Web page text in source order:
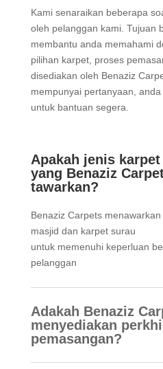
Kami senaraikan beberapa
oleh pelanggan kami. Tujuan
membantu anda memahami
pilihan karpet, proses
disediakan oleh Benaziz
mempunyai pertanyaan,
untuk bantuan segera.
Apakah jenis karpet
yang Benaziz
tawarkan?
Benaziz Carpets
masjid dan karpet surau
untuk memenuhi keperluan
pelanggan
Adakah Benaziz
menyediakan
pemasangan?